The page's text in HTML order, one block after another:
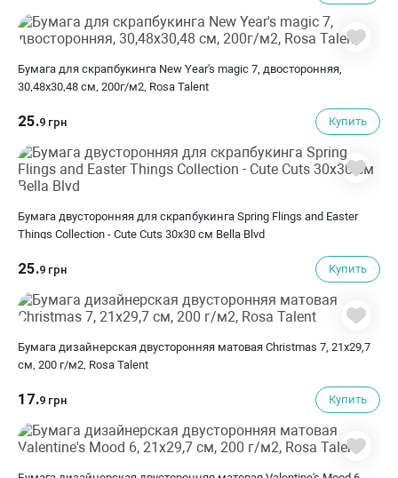
Бумага для скрапбукинга New Year's magic 7, двосторонняя,
30,48х30,48 см, 200г/м2, Rosa Talent
25.9 грн Купить
Бумага двусторонняя для скрапбукинга Spring Flings and Easter
Things Collection - Cute Cuts 30х30 см Bella Blvd
25.9 грн Купить
Бумага дизайнерская двусторонняя матовая Christmas 7, 21х29,7
см, 200 г/м2, Rosa Talent
17.9 грн Купить